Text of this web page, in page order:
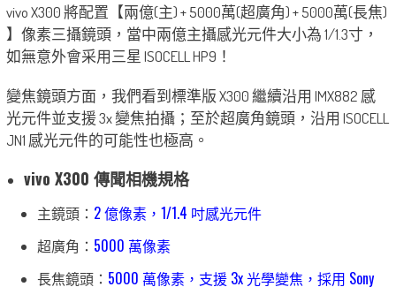
vivo X300 將配置【兩億(主) + 5000萬(超廣角) + 5000萬(長焦)
】像素三攝鏡頭，當中兩億主攝感光元件大小為 1/1.3寸，
如無意外會采用三星 ISOCELL HP9！
變焦鏡頭方面，我們看到標準版 X300 繼續沿用 IMX882 感
光元件並支援 3x 變焦拍攝；至於超廣角鏡頭，沿用 ISOCELL
JN1 感光元件的可能性也極高。
vivo X300 傳聞相機規格
主鏡頭： 2 億像素，1/1.4 吋感光元件
超廣角： 5000 萬像素
長焦鏡頭： 5000 萬像素，支援 3x 光學變焦，採用 Sony